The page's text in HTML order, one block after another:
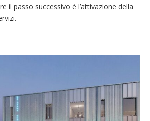
il passo successivo è l’attivazione della